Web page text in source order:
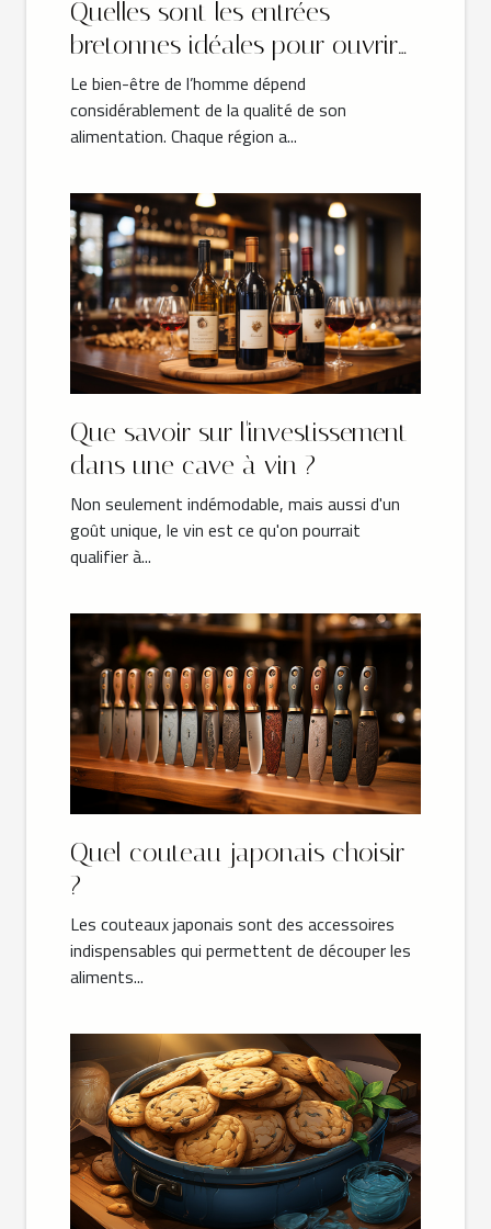
Quelles sont les entrées
bretonnes idéales pour ouvrir
les festivités ?
Le bien-être de l’homme dépend
considérablement de la qualité de son
alimentation. Chaque région a...
Que savoir sur l'investissement
dans une cave à vin ?
Non seulement indémodable, mais aussi d'un
goût unique, le vin est ce qu'on pourrait
qualifier à...
Quel couteau japonais choisir
?
Les couteaux japonais sont des accessoires
indispensables qui permettent de découper les
aliments...